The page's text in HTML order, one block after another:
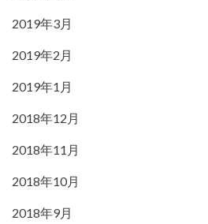
2019年3月
2019年2月
2019年1月
2018年12月
2018年11月
2018年10月
2018年9月